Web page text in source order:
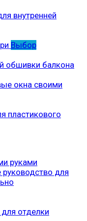
внутренней
Выбор
обшивки балкона
пластикового
руководство для
отделки